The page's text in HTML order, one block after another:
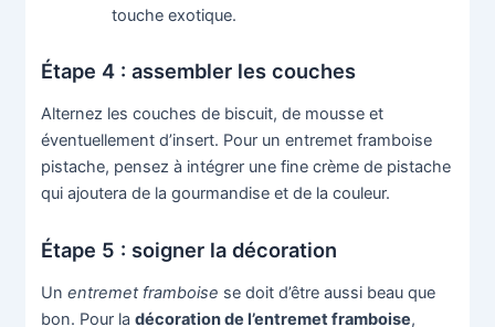
touche exotique.
Étape 4 : assembler les couches
Alternez les couches de biscuit, de mousse et
éventuellement d’insert. Pour un entremet framboise
pistache, pensez à intégrer une fine crème de pistache
qui ajoutera de la gourmandise et de la couleur.
Étape 5 : soigner la décoration
Unentremet framboise se doit d’être aussi beau que
bon. Pour ladécoration de l’entremet framboise,